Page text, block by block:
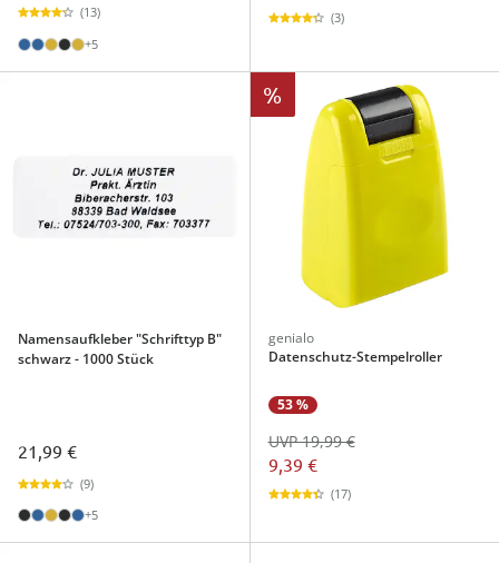
(13)
+5
(3)
Namensaufkleber "Schrifttyp B"
schwarz - 1000 Stück
21,99 €
(9)
+5
%
genialo
Datenschutz-Stempelroller
53 %
9,39 €
UVP 19,99 €
(17)